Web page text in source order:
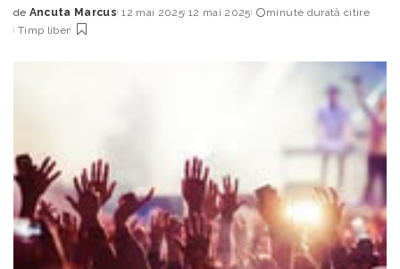
Posted
by
de Ancuta Marcus 12 mai 2025 12 mai 2025
minute durată citire
Timp liber